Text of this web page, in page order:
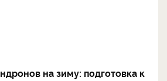
на зиму: подготовка к